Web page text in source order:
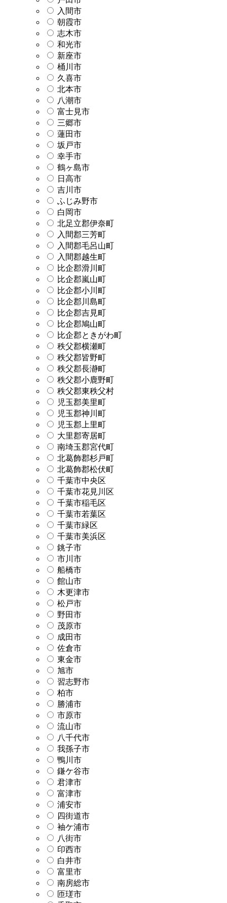
入間市
朝霞市
志木市
和光市
新座市
桶川市
久喜市
北本市
八潮市
富士見市
三郷市
蓮田市
坂戸市
幸手市
鶴ヶ島市
日高市
吉川市
ふじみ野市
白岡市
北足立郡伊奈町
入間郡三芳町
入間郡毛呂山町
入間郡越生町
比企郡滑川町
比企郡嵐山町
比企郡小川町
比企郡川島町
比企郡吉見町
比企郡鳩山町
比企郡ときがわ町
秩父郡横瀬町
秩父郡皆野町
秩父郡長瀞町
秩父郡小鹿野町
秩父郡東秩父村
児玉郡美里町
児玉郡神川町
児玉郡上里町
大里郡寄居町
南埼玉郡宮代町
北葛飾郡杉戸町
北葛飾郡松伏町
千葉市中央区
千葉市花見川区
千葉市稲毛区
千葉市若葉区
千葉市緑区
千葉市美浜区
銚子市
市川市
船橋市
館山市
木更津市
松戸市
野田市
茂原市
成田市
佐倉市
東金市
旭市
習志野市
柏市
勝浦市
市原市
流山市
八千代市
我孫子市
鴨川市
鎌ケ谷市
君津市
富津市
浦安市
四街道市
袖ケ浦市
八街市
印西市
白井市
富里市
南房総市
匝瑳市